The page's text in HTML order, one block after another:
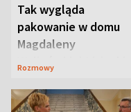
Tak wygląda
pakowanie w domu
Magdaleny
Waligórskiej-Lisieckiej.
Rozmowy